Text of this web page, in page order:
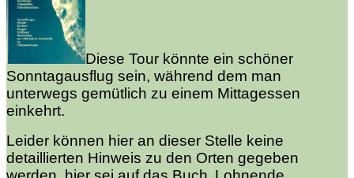
Diese Tour könnte ein schöner
Sonntagausflug sein, während dem man
unterwegs gemütlich zu einem Mittagessen
einkehrt.
Leider können hier an dieser Stelle keine
detaillierten Hinweis zu den Orten gegeben